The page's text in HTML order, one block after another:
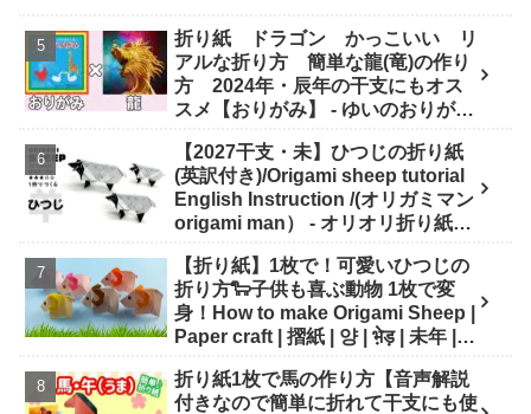
折り紙 ドラゴン かっこいい リ
アルな折り方 簡単な龍(竜)の作り
方 2024年・辰年の干支にもオス
スメ【おりがみ】 - ゆいのおりがみ
【2027干支・未】ひつじの折り紙
(英訳付き)/Origami sheep tutorial
English Instruction /(オリガミマン
origami man） - オリオリ折り紙マ
房あらき)
【折り紙】1枚で！可愛いひつじの
折り方🐑子供も喜ぶ動物 1枚で変
身！How to make Origami Sheep |
Paper craft | 摺紙 | 양 | भे़ड़ | 未年 |
折り紙1枚で馬の作り方【音声解説
付きなので簡単に折れて干支にも使